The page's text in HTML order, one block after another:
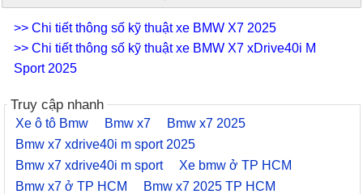
>> Chi tiết thông số kỹ thuật xe BMW X7 2025
>> Chi tiết thông số kỹ thuật xe BMW X7 xDrive40i M
Sport 2025
Truy cập nhanh
Xe ô tô Bmw Bmw x7
Bmw x7 2025
Bmw x7 xdrive40i m sport 2025
Bmw x7 xdrive40i m sport
Xe bmw ở TP HCM
Bmw x7 ở TP HCM
Bmw x7 2025 TP HCM